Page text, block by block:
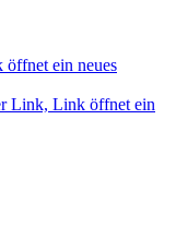
ein neues
Link, Link öffnet ein